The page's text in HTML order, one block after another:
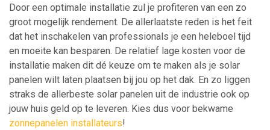
Door een optimale installatie zul je profiteren van een zo
groot mogelijk rendement. De allerlaatste reden is het feit
dat het inschakelen van professionals je een heleboel tijd
en moeite kan besparen. De relatief lage kosten voor de
installatie maken dit dé keuze om te maken als je solar
panelen wilt laten plaatsen bij jou op het dak. En zo liggen
straks de allerbeste solar panelen uit de industrie ook op
jouw huis geld op te leveren. Kies dus voor bekwame
zonnepanelen installateurs!